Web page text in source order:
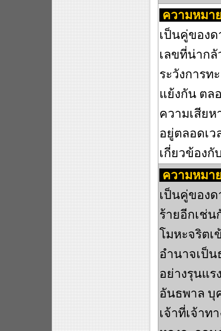
ความหมา
เป็นคู่ของด
เลขที่น่ากลั
ระวังการท
แย้งกัน ตล
ความเสียห
อยู่ตลอดเ
เกี่ยวข้อง
ความหมา
เป็นคู่ของด
ร้ายอีกเช่
โมหะจริต
อำนาจเป็
อย่างรุนแ
อันธพาล บุ
เจ้าที่เจ้าท